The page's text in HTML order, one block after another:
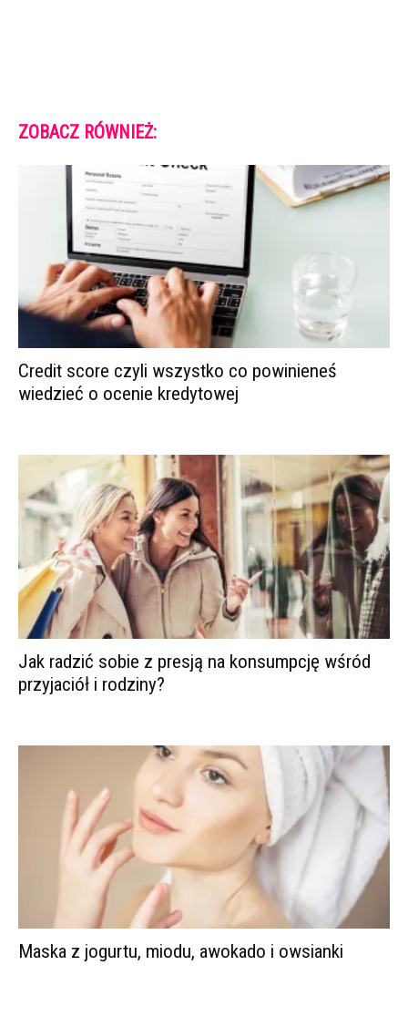
ZOBACZ RÓWNIEŻ:
Credit score czyli wszystko co powinieneś
wiedzieć o ocenie kredytowej
Jak radzić sobie z presją na konsumpcję wśród
przyjaciół i rodziny?
Maska z jogurtu, miodu, awokado i owsianki